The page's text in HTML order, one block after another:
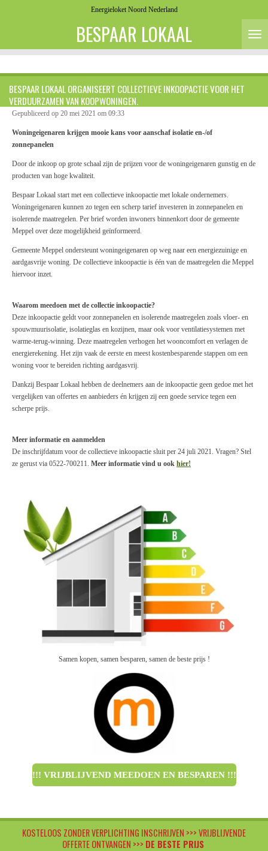
de
BESPAAR LOKAAL
Energieloket Noord Nederland
BESPAAR LOKAAL ORGANISEERT COLLECTIEVE INKOOPACTIE VOOR HET
VERDUURZAMEN VAN KOOPWONINGEN.
Gepubliceerd op 20 mei 2021 om 09:33
Woningeigenaren krijgen mooie kans voor aanschaf isolatie en-/of
zonnepanelen
Door de inkoop op grote schaal zijn de prijzen voor de woningeigenaren gunstig en de
producten van hoge kwaliteit.
Bespaar Lokaal start met een collectieve inkoopactie met lokale ondernemers.
Woningeigenaren kunnen zo tegen een scherp tarief investeren in zonnepanelen en
isolerende maatregelen. Per brief worden inwoners binnenkort door de gemeente
Meppel over deze mogelijkheid geïnformeerd.
Gemeente Meppel ondersteunt woningeigenaren op weg naar een energiezuinige en
aardgasvrije woning. De collectieve inkoopactie is één van de maatregelen die Meppel
hiervoor inzet.
Waarom meedoen met de collectie inkoopactie?
Deze inkoopactie geldt voor zonnepanelen en isolerende maatregelen zoals vloer- en
spouwmuurisolatie, isolatieglas en kozijnen, maar ook voor ventilatiesystemen met
warme-terug-winning. Deze maatregelen verhogen het wooncomfort en verlagen de
energierekening. Het zijn vaak de eerste en meest kostenbesparende stappen om een
woning voor te bereiden richting aardgasvrij.
Dankzij Bespaar Lokaal hebben de deelnemers aan de inkoopactie geen gedoe met het
vergelijken van offertes en aanbieders én krijgen zij een goede service tegen een
scherpe prijs.
Meer informatie en aanmelden
De inschrijfdatum voor de collectieve inkoopactie sluit per 24 juli 2021. Vragen? Stel
ze gerust via 0522-700211. Meer informatie vind u ook hier!
Samen kopen, samen besparen, samen de beste prijs !
!!! VRIJBLIJVEND MEEDOEN EN BESPAREN !!!
KOSTELOOS ZONDER VERPLICHTING INSCHRIJVEN >>> VRIJBLIJVENDE
OFFERTE ONTVANGEN >>> DE BESTE PRIJS